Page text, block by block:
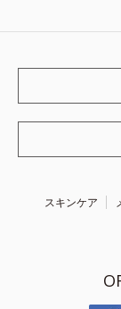
スキンケア